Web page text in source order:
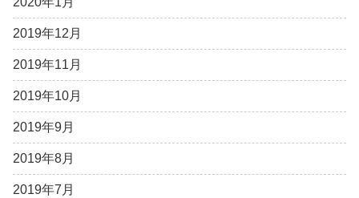
2019年12月
2019年11月
2019年10月
2019年9月
2019年8月
2019年7月